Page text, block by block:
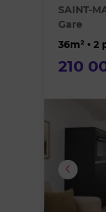
SAINT-
Gare
36m² • 2
210